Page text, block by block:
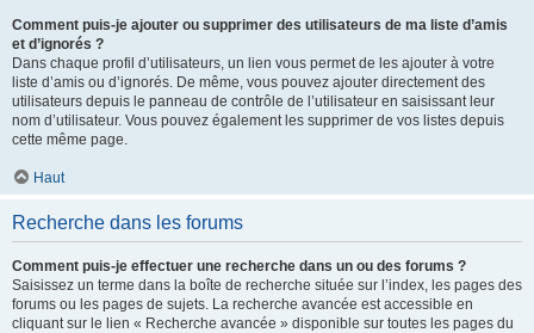
Comment puis-je ajouter ou supprimer des utilisateurs de ma liste d’amis
et d’ignorés ?
Dans chaque profil d’utilisateurs, un lien vous permet de les ajouter à votre
liste d’amis ou d’ignorés. De même, vous pouvez ajouter directement des
utilisateurs depuis le panneau de contrôle de l’utilisateur en saisissant leur
nom d’utilisateur. Vous pouvez également les supprimer de vos listes depuis
cette même page.
Haut
Recherche dans les forums
Comment puis-je effectuer une recherche dans un ou des forums ?
Saisissez un terme dans la boîte de recherche située sur l’index, les pages des
forums ou les pages de sujets. La recherche avancée est accessible en
cliquant sur le lien « Recherche avancée » disponible sur toutes les pages du